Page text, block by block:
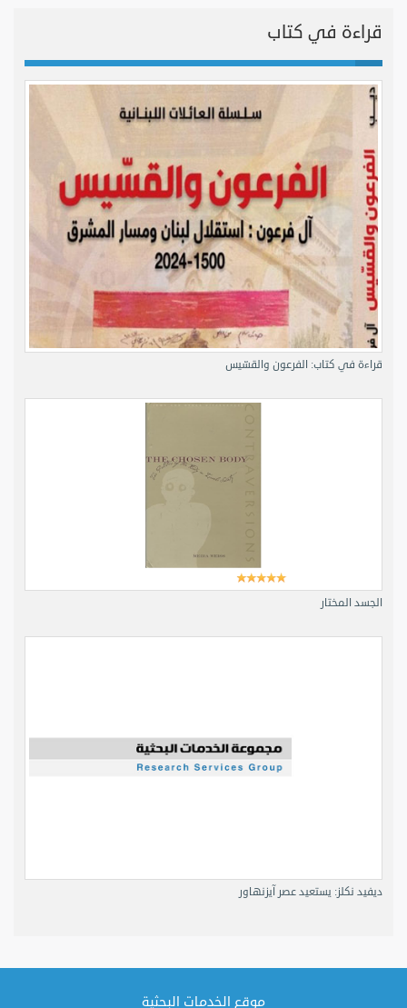
قراءة في كتاب
قراءة في كتاب: الفرعون والقسّيس
الجسد المختار
ديفيد نكلز: يستعيد عصر آيزنهاور
موقع الخدمات البحثية